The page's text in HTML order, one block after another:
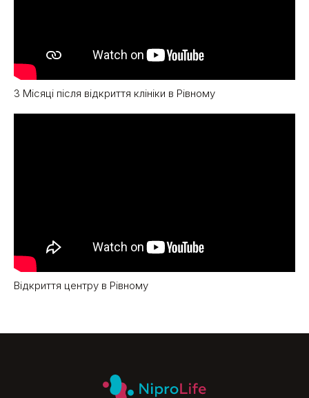
3 Місяці після відкриття клініки в Рівному
Відкриття центру в Рівному